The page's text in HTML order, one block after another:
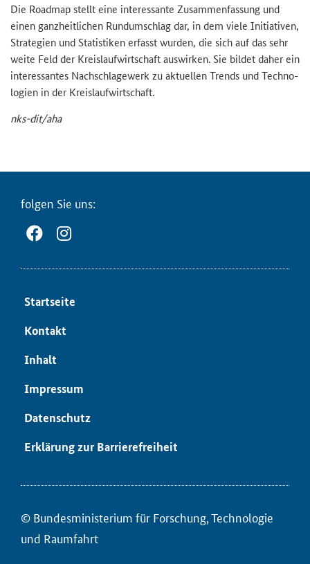
Die Roadmapstellt eine in­ter­es­san­te Zu­sam­men­fas­sung und
einen ganz­heit­li­chen Rund­um­schlag dar, in dem viele In­itia­ti­ven,
Stra­te­gien und Sta­tis­ti­ken er­fasst wur­den, die sich auf das sehr
weite Feld der Kreis­lauf­wirt­schaft aus­wir­ken. Sie bil­det daher ein
in­ter­es­san­tes Nach­schla­ge­werk zu ak­tu­el­len Trends und Tech­no­
lo­gien in der Kreis­lauf­wirt­schaft.
nks-​dit/aha
fol­gen Sie uns:
Start­sei­te
Kon­takt
In­halt
Im­pres­sum
Da­ten­schutz
Er­klä­rung zur Bar­rie­re­frei­heit
© Bun­des­mi­nis­te­ri­um für ­For­schung, Tech­no­lo­gie
und Raum­fahrt